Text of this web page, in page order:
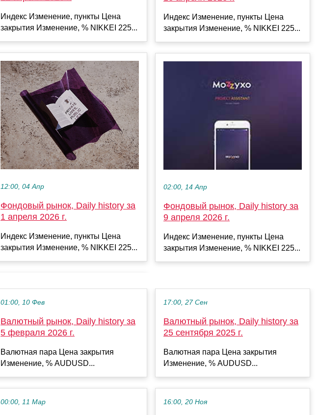
Индекс Изменение, пункты Цена
закрытия Изменение, % NIKKEI 225...
12:00, 04 Апр
Фондовый рынок, Daily history за
1 апреля 2026 г.
Индекс Изменение, пункты Цена
закрытия Изменение, % NIKKEI 225...
Индекс Изменение, пункты Цена
закрытия Изменение, % NIKKEI 225...
02:00, 14 Апр
Фондовый рынок, Daily history за
9 апреля 2026 г.
Индекс Изменение, пункты Цена
закрытия Изменение, % NIKKEI 225...
01:00, 10 Фев
Валютный рынок, Daily history за
5 февраля 2026 г.
Валютная пара Цена закрытия
Изменение, % AUDUSD...
00:00, 11 Мар
17:00, 27 Сен
Валютный рынок, Daily history за
25 сентября 2025 г.
Валютная пара Цена закрытия
Изменение, % AUDUSD...
16:00, 20 Ноя